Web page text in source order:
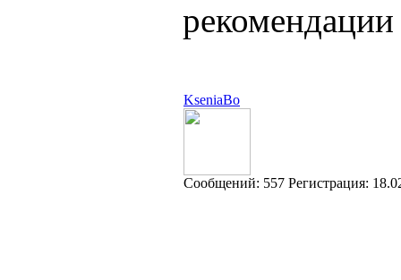
рекомендации
KseniaBo
Cообщений: 557 Регистрация: